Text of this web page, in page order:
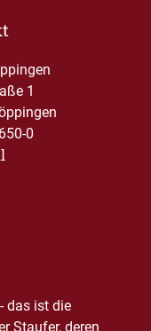
1
0
das ist die
Staufer, deren